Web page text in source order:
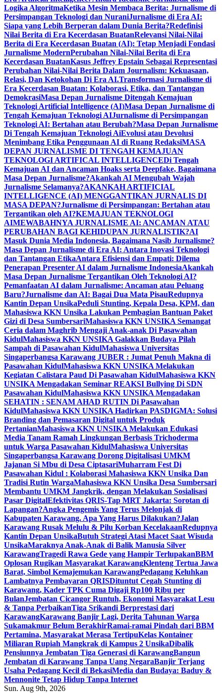
Logika AlgoritmaKetika Mesin Membaca Berita: Jurnalisme di
Persimpangan Teknologi dan NuraniJurnalisme di Era AI:
Siapa yang Lebih Berperan dalam Dunia Berita?Redefinisi
Nilai Berita di Era Kecerdasan BuatanRelevansi Nilai-Nilai
Berita di Era Kecerdasan Buatan (AI): Tetap Menjadi Fondasi
Jurnalisme ModernPerubahan Nilai-Nilai Berita di Era
Kecerdasan BuatanKasus Jeffrey Epstain Sebagai Representasi
Perubahan Nilai-Nilai Berita Dalam Journalism: Kekuasaan,
Relasi, Dan Ketokohan Di Era AI.Transformasi Jurnalisme di
Era Kecerdasan Buatan: Kolaborasi, Etika, dan Tantangan
DemokrasiMasa Depan Jurnalisme Ditengah Kemajuan
Teknologi Artificial Intelligence (AI)Masa Depan Jurnalisme di
Tengah Kemajuan Teknologi AIJurnalisme di Persimpangan
Teknologi AI: Bertahan atau Berubah?Masa Depan Jurnalisme
Di Tengah Kemajuan Teknologi AiEvolusi atau Devolusi
Menimbang Etika Penggunaan AI di Ruang RedaksiMASA
DEPAN JURNALISME DI TENGAH KEMAJUAN
TEKNOLOGI ARTIFICAL INTELLIGENCEDi Tengah
Kemajuan AI dan Ancaman Hoaks serta Deepfake, Bagaimana
Masa Depan Jurnalisme?Akankah AI Mengubah Wajah
Jurnalisme Selamanya?AKANKAH ARTIFICIAL
INTELLIGENCE (AI) MENGGANTIKAN JURNALIS DI
MASA DEPAN?Jurnalisme di Persimpangan: Bertahan atau
Tergantikan oleh AI?KEMAJUAN TEKNOLOGI
AIMEWABAHNYA JURNALISME AI: ANCAMAN ATAU
PERUBAHAN BAGI KEHIDUPAN JURNALISTIK?AI
Masuk Dunia Media Indonesia, Bagaimana Nasib Jurnalisme?
Masa Depan Jurnalisme di Era AI: Antara Inovasi Teknologi
dan Tantangan EtikaAntara Efisiensi dan Empati: Dilema
Penerapan Presenter AI dalam Jurnalisme IndonesiaAkankah
Masa Depan Jurnalisme Tergantikan Oleh Teknologi AI?
Pemanfaatan AI dalam Jurnalisme: Ancaman atau Peluang
Baru?Jurnalisme dan AI: Bagai Dua Mata PisauRedupnya
Kantin Depan UnsikaPeduli Stunting, Kepala Desa, KPM, dan
Mahasiswa KKN Unsika Lakukan Pembagian Bantuan Paket
Gizi di Desa SumbersariMahasiswa KKN UNSIKA Semangat
Ceria dalam Maghrib Mengaji Anak-anak Di Pasawahan
KidulMahasiswa KKN UNSIKA Galakkan Budaya Pilah
Sampah di Pasawahan KidulMahasiswa Universitas
Singaperbangsa Karawang JUBER : Jumat Penuh Makna di
Pasawahan KidulMahasiswa KKN UNSIKA Melakukan
Kegiatan Calistara Paud Di Pasawahan KidulMahasiswa KKN
UNSIKA Mengadakan Seminar REAKSI Bullying Di SDN
Pasawahan KidulMahasiswa KKN UNSIKA Mengadakan
SEHATIN : SENAM AHAD RUTIN Di Pasawahan
KidulMahasiswa KKN UNSIKA Hadirkan PASDIGMA: Solusi
Branding dan Pemasaran Digital untuk Produk
PertanianMahasiswa KKN UNSIKA Melakukan Edukasi
Media Tanam Ramah Lingkungan Berbasis Trichoderma
untuk Warga Pasawahan KidulMahasiswa Universitas
Singaperbangsa Karawang Dorong Digitalisasi UMKM
Jajanan Si Mbu di Desa CiptasariMuharram Fest Di
Pasawahan Kidul : Kolaborasi Mahasiswa KKN Unsika Dan
Tradisi Rutin WargaMahasiswa KKN Unsika Desa Sumbersari
Membantu UMKM Jangkrik, dengan Melakukan Sosialisasi
Pasar DigitalEfektivitas QRIS-Tap MRT Jakarta: Sorotan di
Lapangan?Angka Pengemis Yang Terus Melonjak di
Kabupaten Karawang. Apa Yang Harus Dilakukan?Jalan
Karawang Rusak Melulu & Pilu Korban KecelakaanRedupnya
Kantin Depan UnsikaButuh Strategi Atasi Macet Saat Wisuda
UnsikaMaraknya Anak-Anak di Balik Manusia Silver
KarawangTragedi Rawa Gede yang Hampir TerlupakanBBM
Oplosan Rugikan Masyarakat KarawangKlenteng Tertua Jawa
Barat, Simbol Kemajemukan KarawangPedagang Keluhkan
Lambatnya Pembayaran QRISDituntut Cegah Stunting di
Karawang, Kader TPK Cuma Digaji Rp100 Ribu per
BulanJembatan Cicangor Runtuh, Ekonomi Masyarakat Lesu
& Tanpa PerbaikanTiga Srikandi Berprestasi dari
KarawangKarawang Banjir Lagi, Derita Tahunan Warga
Sukamakmur Belum BerakhirRamai-ramai Pindah dari BBM
Pertamina, Masyarakat Merasa TertipuKelas Kontainer
Miliaran Rupiah Mangkrak di Kampus 2 UnsikaDibalik
Pensiunnya Jembatan Tiga Generasi di KarawangBangun
Jembatan di Karawang Tanpa Uang NegaraBanjir Terjang
Usaha Pedagang Kecil di BekasiMedia dan Budaya: Baduy &
Mennonite Tetap Hidup Tanpa Internet
Sun. Aug 9th, 2026